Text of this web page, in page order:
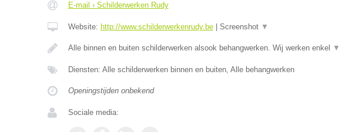
E-mail › Schilderwerken Rudy
Website: http://www.schilderwerkenrudy.be| Screenshot ▼
Alle binnen en buiten schilderwerken alsook behangwerken. Wij werken enkel ▼
Diensten: Alle schilderwerken binnen en buiten, Alle behangwerken
Openingstijden onbekend
Sociale media: